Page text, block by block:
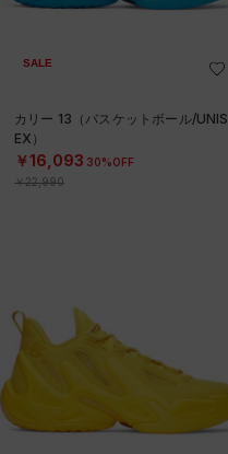
SALE
カリー 13（バスケットボール/UNIS
EX）
￥16,093 30%OFF
￥22,990